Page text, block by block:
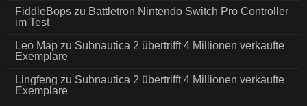
FiddleBops zu Battletron Nintendo Switch Pro Controller
im Test
Leo Map zu Subnautica 2 übertrifft 4 Millionen verkaufte
Exemplare
Lingfeng zu Subnautica 2 übertrifft 4 Millionen verkaufte
Exemplare